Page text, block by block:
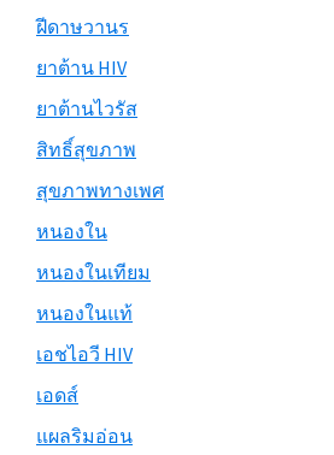
ฝีดาษวานร
ยาต้าน HIV
ยาต้านไวรัส
สิทธิ์สุขภาพ
สุขภาพทางเพศ
หนองใน
หนองในเทียม
หนองในแท้
เอชไอวี HIV
เอดส์
แผลริมอ่อน